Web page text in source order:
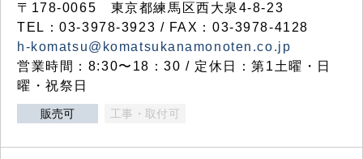
〒178-0065 東京都練馬区西大泉4-8-23
TEL：03-3978-3923 / FAX：03-3978-4128
h-komatsu@komatsukanamonoten.co.jp
営業時間：8:30〜18：30 / 定休日：第1土曜・日
曜・祝祭日
販売可 工事・取付可